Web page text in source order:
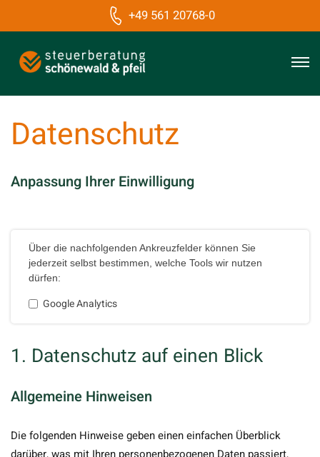
+49 561 20768-0
Datenschutz
Anpassung Ihrer Einwilligung
Über die nachfolgenden Ankreuzfelder können Sie
jederzeit selbst bestimmen, welche Tools wir nutzen
dürfen:
Google Analytics
1. Datenschutz auf einen Blick
Allgemeine Hinweisen
Die folgenden Hinweise geben einen einfachen Überblick